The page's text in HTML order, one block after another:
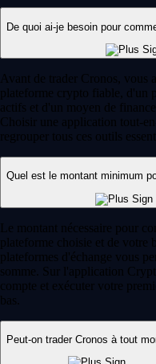
De quoi ai-je besoin pour
Avant de trader Cronos, vous
plateforme crypto fiable, d'un
actifs et d'un moyen de
Choisir une application tout-
regrouper tous ces outils
Quel est le montant minimum
Le montant nécessaire pour
plateforme choisie et de votre
plateformes d'échange vous
somme. Sur l'application
compte et exécuter votre
bas.
Peut-on trader Cronos à tout